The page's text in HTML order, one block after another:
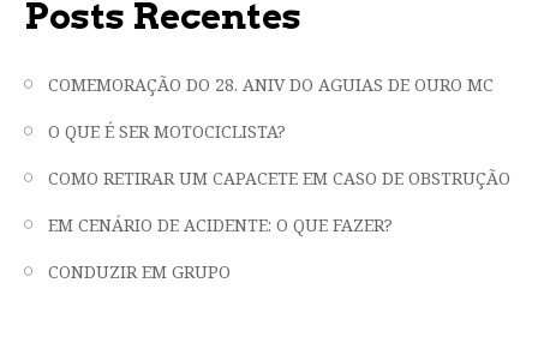
Posts Recentes
COMEMORAÇÃO DO 28. ANIV DO AGUIAS DE OURO MC
O QUE É SER MOTOCICLISTA?
COMO RETIRAR UM CAPACETE EM CASO DE OBSTRUÇÃO
EM CENÁRIO DE ACIDENTE: O QUE FAZER?
CONDUZIR EM GRUPO